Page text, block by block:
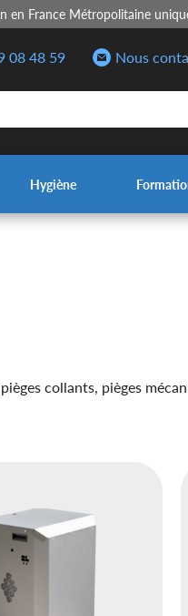
en France Métropolitaine
08 48 59 Nous
Hygiène
collants, pièges